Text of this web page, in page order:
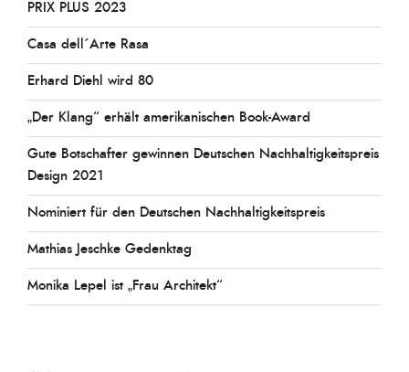
PRIX PLUS 2023
Casa dell´Arte Rasa
Erhard Diehl wird 80
„Der Klang“ erhält amerikanischen Book-Award
Gute Botschafter gewinnen Deutschen Nachhaltigkeitspreis
Design 2021
Nominiert für den Deutschen Nachhaltigkeitspreis
Mathias Jeschke Gedenktag
Monika Lepel ist „Frau Architekt“